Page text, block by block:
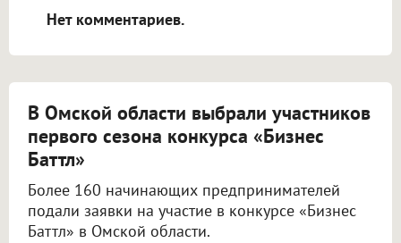
Нет комментариев.
В Омской области выбрали участников
первого сезона конкурса «Бизнес
Баттл»
Более 160 начинающих предпринимателей
подали заявки на участие в конкурсе «Бизнес
Баттл» в Омской области.